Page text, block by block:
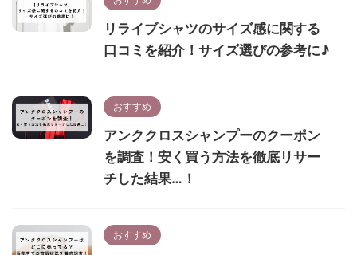
リライブシャツのサイズ感に関する
口コミを紹介！サイズ選びの参考に♪
おすすめ
アンククロスシャンプーのクーポン
を調査！安く買う方法を徹底リサー
チした結果…！
おすすめ